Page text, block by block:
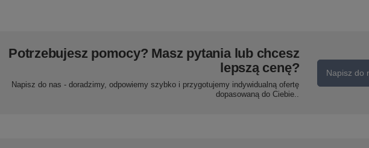
Potrzebujesz pomocy? Masz pytania lub chcesz
lepszą cenę?
Napisz do nas - doradzimy, odpowiemy szybko i przygotujemy indywidualną ofertę
dopasowaną do Ciebie..
Napisz do